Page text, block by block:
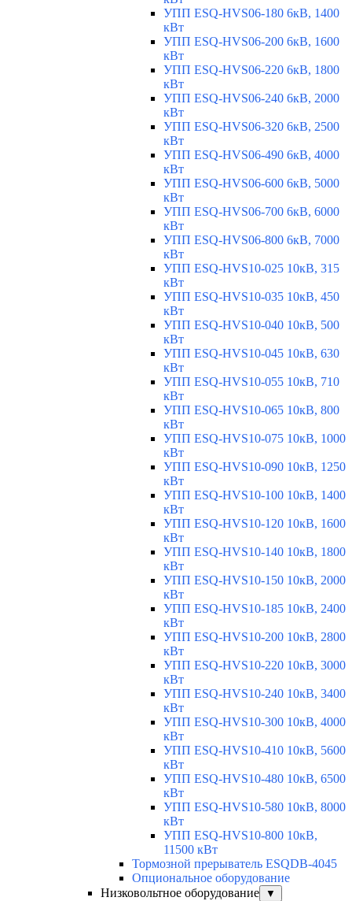
УПП ESQ-HVS06-180 6кВ, 1400
кВт
УПП ESQ-HVS06-200 6кВ, 1600
кВт
УПП ESQ-HVS06-220 6кВ, 1800
кВт
УПП ESQ-HVS06-240 6кВ, 2000
кВт
УПП ESQ-HVS06-320 6кВ, 2500
кВт
УПП ESQ-HVS06-490 6кВ, 4000
кВт
УПП ESQ-HVS06-600 6кВ, 5000
кВт
УПП ESQ-HVS06-700 6кВ, 6000
кВт
УПП ESQ-HVS06-800 6кВ, 7000
кВт
УПП ESQ-HVS10-025 10кВ, 315
кВт
УПП ESQ-HVS10-035 10кВ, 450
кВт
УПП ESQ-HVS10-040 10кВ, 500
кВт
УПП ESQ-HVS10-045 10кВ, 630
кВт
УПП ESQ-HVS10-055 10кВ, 710
кВт
УПП ESQ-HVS10-065 10кВ, 800
кВт
УПП ESQ-HVS10-075 10кВ, 1000
кВт
УПП ESQ-HVS10-090 10кВ, 1250
кВт
УПП ESQ-HVS10-100 10кВ, 1400
кВт
УПП ESQ-HVS10-120 10кВ, 1600
кВт
УПП ESQ-HVS10-140 10кВ, 1800
кВт
УПП ESQ-HVS10-150 10кВ, 2000
кВт
УПП ESQ-HVS10-185 10кВ, 2400
кВт
УПП ESQ-HVS10-200 10кВ, 2800
кВт
УПП ESQ-HVS10-220 10кВ, 3000
кВт
УПП ESQ-HVS10-240 10кВ, 3400
кВт
УПП ESQ-HVS10-300 10кВ, 4000
кВт
УПП ESQ-HVS10-410 10кВ, 5600
кВт
УПП ESQ-HVS10-480 10кВ, 6500
кВт
УПП ESQ-HVS10-580 10кВ, 8000
кВт
УПП ESQ-HVS10-800 10кВ,
11500 кВт
Тормозной прерыватель ESQDB-4045
Опциональное оборудование
Низковольтное оборудование
▼